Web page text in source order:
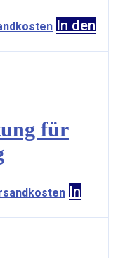
In den
für
In